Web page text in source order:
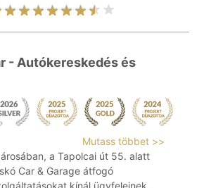
- Autókereskedés és
Mutass többet >>
a Tapolcai út 55. alatt
Car & Garage átfogó
kínál ügyfeleinek.